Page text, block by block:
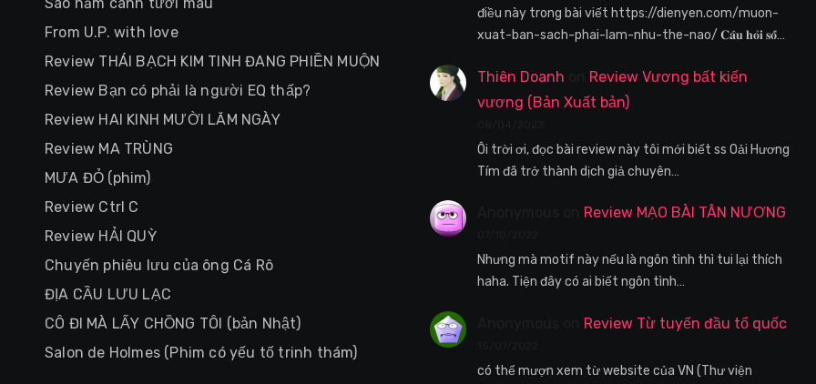
From U.P. with love
Review THÁI BẠCH KIM TINH ĐANG PHIỀN MUỘN
Review Bạn có phải là người EQ thấp?
Review HAI KINH MƯỜI LĂM NGÀY
Review MA TRÙNG
MƯA ĐỎ (phim)
Review Ctrl C
Review HẢI QUỲ
Chuyến phiêu lưu của ông Cá Rô
ĐỊA CẦU LƯU LẠC
CÔ ĐI MÀ LẤY CHỒNG TÔI (bản Nhật)
Salon de Holmes (Phim có yếu tố trinh thám)
điều này trong bài viết https://dienyen.com/muon-
xuat-ban-sach-phai-lam-nhu-the-nao/ 𝐂𝐚̂𝐮 𝐡𝐨̉𝐢 𝐬𝐨̂́…
Thiên Doanh
Review Vương bất kiến
vương (Bản Xuất bản)
Ôi trời ơi, đọc bài review này tôi mới biết ss Oải Hương
Tím đã trở thành dịch giả chuyên…
Review MẠO BÀI TÂN NƯƠNG
Nhưng mà motif này nếu là ngôn tình thì tui lại thích
haha. Tiện đây có ai biết ngôn tình…
Review Từ tuyến đầu tổ quốc
có thể mượn xem từ website của VN (Thư viện